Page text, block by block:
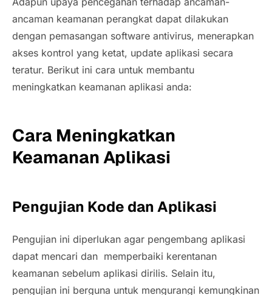
ancaman keamanan perangkat dapat dilakukan
dengan pemasangan software antivirus, menerapkan
akses kontrol yang ketat, update aplikasi secara
teratur. Berikut ini cara untuk membantu
meningkatkan keamanan aplikasi anda:
Cara Meningkatkan
Keamanan Aplikasi
Pengujian Kode dan Aplikasi
Pengujian ini diperlukan agar pengembang aplikasi
dapat mencari dan memperbaiki kerentanan
keamanan sebelum aplikasi dirilis. Selain itu,
pengujian ini berguna untuk mengurangi kemungkinan